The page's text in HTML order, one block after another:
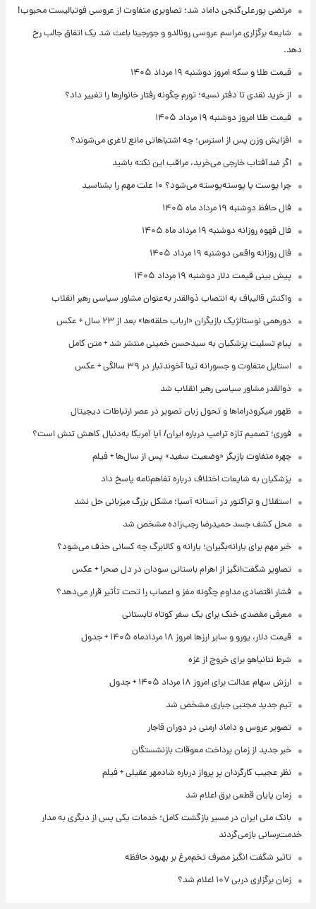
مرتضی پورعلی‌گنجی داماد شد؛ تصاویری متفاوت از عروسی فوتبالیست محبوب!
شایعه برگزاری مراسم عروسی رونالدو و جورجینا باعث شد یک اتفاق جالب رخ
دهد.
قیمت طلا و سکه امروز دوشنبه ۱۹ مرداد ۱۴۰۵
از خرید نقدی تا دفتر نسیه؛ تورم چگونه رفتار خانوارها را تغییر داد؟
قیمت طلا امروز دوشنبه ۱۹ مرداد ۱۴۰۵
افزایش وزن پس از استرس؛ چه اشتباهاتی مانع لاغری می‌شوند؟
اگر ضدآفتاب خارجی می‌خرید، مراقب این نکته باشید
چرا پوست پا پوسته‌پوسته می‌شود؟ ۱۰ علت مهم را بشناسید
فال حافظ دوشنبه ۱۹ مرداد ماه ۱۴۰۵
فال قهوه روزانه دوشنبه ۱۹ مرداد ماه ۱۴۰۵
فال روزانه واقعی دوشنبه ۱۹ مرداد ۱۴۰۵
پیش‌ بینی قیمت دلار دوشنبه ۱۹ مرداد ۱۴۰۵
واکنش قالیباف به انتصاب ذوالقدر به‌عنوان مشاور سیاسی رهبر انقلاب
دورهمی نوستالژیک بازیگران «ارباب حلقه‌ها» بعد از ۲۳ سال + عکس
پیام تسلیت پزشکیان به سیدحسن خمینی منتشر شد + متن کامل
استایل متفاوت و جسورانه تینا آخوندتبار در ۳۹ سالگی + عکس
ذوالقدر مشاور سیاسی رهبر انقلاب شد
ظهور میکرودراماها و تحول زبان تصویر در عصر ارتباطات دیجیتال
فوری؛ تصمیم تازه ترامپ درباره ایران/ آیا آمریکا به‌دنبال کاهش تنش است؟
چهره متفاوت بازیگر «وضعیت سفید» پس از سال‌ها + فیلم
پزشکیان به شایعات اختلاف درباره تفاهم‌نامه پاسخ داد
استقلال و تراکتور در آستانه آسیا؛ مشکل بزرگ میزبانی حل نشد
محل کشف جسد حمیدرضا رجب‌زاده مشخص شد
خبر مهم برای یارانه‌بگیران؛ یارانه و کالابرگ چه کسانی حذف می‌شود؟
تصاویر شگفت‌انگیز از اهرام باستانی سودان در دل صحرا + عکس
فشار اقتصادی مداوم چگونه مغز و اعصاب را تحت تأثیر قرار می‌دهد؟
معرفی مقصدی خنک برای یک سفر کوتاه تابستانی
قیمت دلار، یورو و سایر ارزها امروز ۱۸ مردادماه ۱۴۰۵ + جدول
شرط نتانیاهو برای خروج از غزه
ارزش سهام عدالت برای امروز ۱۸ مرداد ۱۴۰۵ + جدول
تیم جدید مجتبی جباری مشخص شد
تصویر عروس و داماد ارمنی در دوران قاجار
خبر جدید از زمان پرداخت معوقات بازنشستگان
نظر عجیب کارگردان پر پرواز درباره شادمهر عقیلی + فیلم
زمان پایان قطعی برق اعلام شد
بانک ملی ایران در مسیر بازگشت کامل؛ خدمات یکی پس از دیگری به مدار
خدمت‌رسانی بازمی‌گردند
تاثیر شگفت انگیز مصرف تخم‌مرغ بر بهبود حافظه
زمان برگزاری دربی ۱۰۷ اعلام شد؟